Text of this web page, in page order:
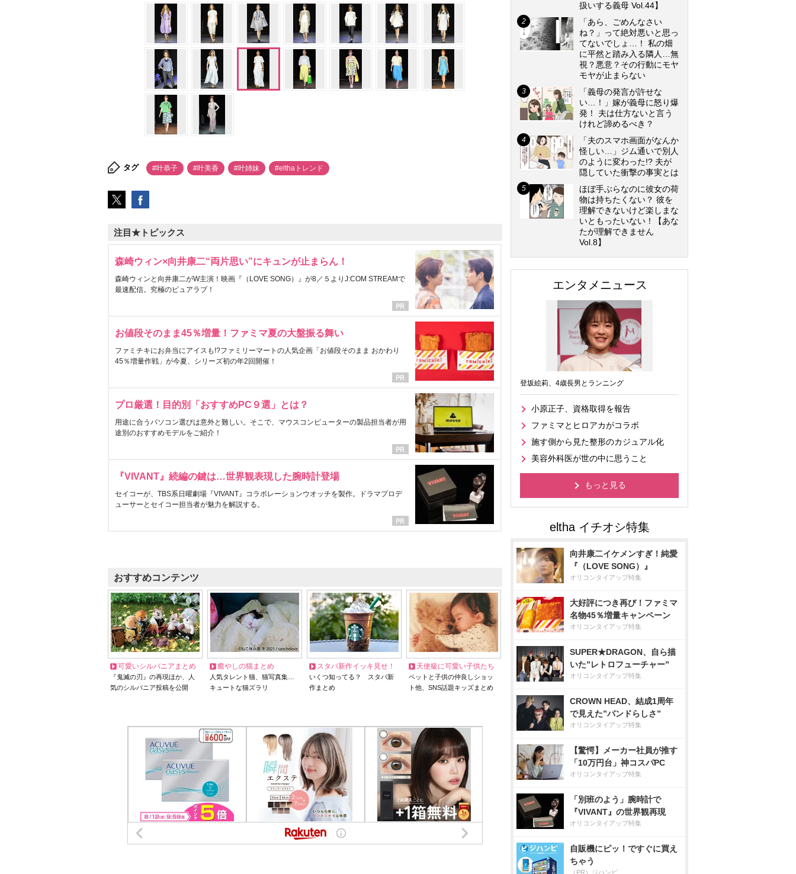
タグ #叶恭子 #叶美香 #叶姉妹 #elthaトレンド
注目★トピックス
森崎ウィン×向井康二“両片思い”にキュンが止まらん！
森崎ウィンと向井康二がW主演！映画『（LOVE SONG）』が8／５よりJ:COM STREAMで
最速配信。究極のピュアラブ！
お値段そのまま45％増量！ファミマ夏の大盤振る舞い
ファミチキにお弁当にアイスも!?ファミリーマートの人気企画「お値段そのまま おかわり
45％増量作戦」が今夏、シリーズ初の年2回開催！
プロ厳選！目的別「おすすめPC９選」とは？
用途に合うパソコン選びは意外と難しい。そこで、マウスコンピューターの製品担当者が用
途別のおすすめモデルをご紹介！
『VIVANT』続編の鍵は…世界観表現した腕時計登場
セイコーが、TBS系日曜劇場『VIVANT』コラボレーションウオッチを製作。ドラマプロデ
ューサーとセイコー担当者が魅力を解説する。
おすすめコンテンツ
可愛いシルバニアまとめ
『鬼滅の刃』の再現ほか、人
気のシルバニア投稿を公開
癒やしの猫まとめ
人気タレント猫、猫写真集…
キュートな猫ズラリ
スタバ新作イッキ見せ！
いくつ知ってる？ スタバ新
作まとめ
天使級に可愛い子供たち
ペットと子供の仲良しショッ
ト他、SNS話題キッズまとめ
扱いする義母 Vol.44】
「あら、ごめんなさい
ね？」って絶対悪いと思っ
てないでしょ…！ 私の畑
に平然と踏み入る隣人…無
視？悪意？その行動にモヤ
モヤが止まらない
「義母の発言が許せな
い…！」嫁が義母に怒り爆
発！ 夫は仕方ないと言う
けれど諦めるべき？
「夫のスマホ画面がなんか
怪しい…」ジム通いで別人
のように変わった!? 夫が
隠していた衝撃の事実とは
ほぼ手ぶらなのに彼女の荷
物は持ちたくない？ 彼を
理解できないけど楽しまな
いともったいない！【あな
たが理解できません
Vol.8】
エンタメニュース
登坂絵莉、4歳長男とランニング
小原正子、資格取得を報告
ファミマとヒロアカがコラボ
施す側から見た整形のカジュアル化
美容外科医が世の中に思うこと
もっと見る
向井康二イケメンすぎ！純愛
『（LOVE SONG）』
オリコンタイアップ特集
大好評につき再び！ファミマ
名物45％増量キャンペーン
オリコンタイアップ特集
SUPER★DRAGON、自ら描
いた”レトロフューチャー”
オリコンタイアップ特集
CROWN HEAD、結成1周年
で見えた”バンドらしさ”
オリコンタイアップ特集
【驚愕】メーカー社員が推す
「10万円台」神コスパPC
オリコンタイアップ特集
「別班のよう」腕時計で
『VIVANT』の世界観再現
オリコンタイアップ特集
自販機にピッ！ですぐに買え
ちゃう
（PR）ジハンピ